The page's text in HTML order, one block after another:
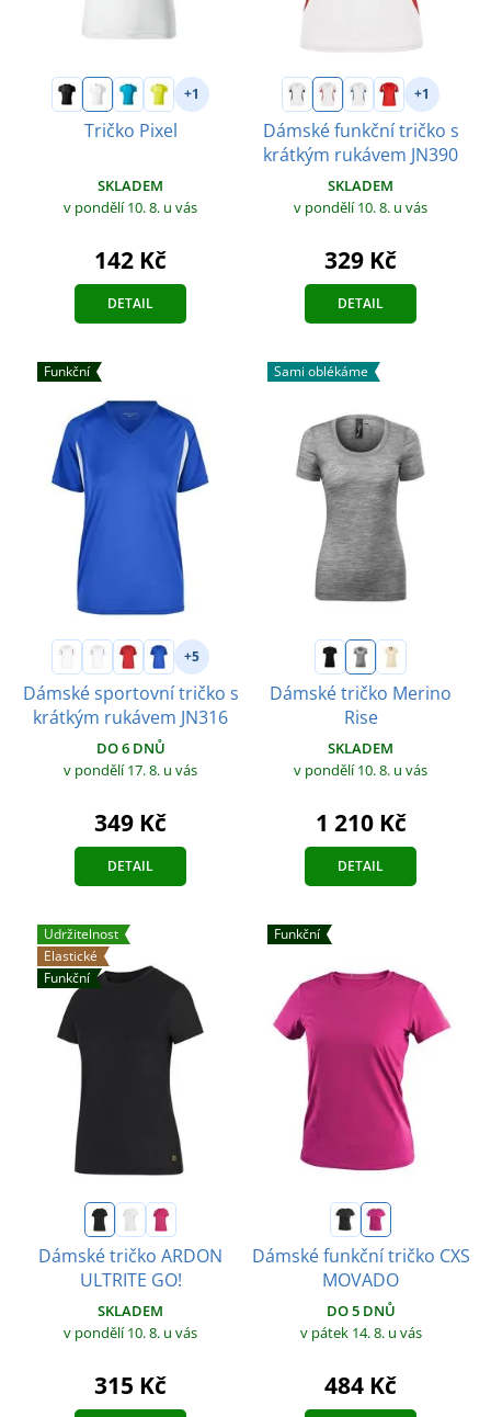
+1
Tričko Pixel
SKLADEM
v pondělí 10. 8. u vás
142 Kč
DETAIL
+1
Dámské funkční tričko s
krátkým rukávem JN390
SKLADEM
v pondělí 10. 8. u vás
329 Kč
DETAIL
Funkční
+5
Dámské sportovní tričko s
krátkým rukávem JN316
DO 6 DNŮ
v pondělí 17. 8. u vás
349 Kč
DETAIL
Sami oblékáme
Dámské tričko Merino
Rise
SKLADEM
v pondělí 10. 8. u vás
1 210 Kč
DETAIL
Udržitelnost
Elastické
Funkční
Dámské tričko ARDON
ULTRITE GO!
SKLADEM
v pondělí 10. 8. u vás
315 Kč
Funkční
Dámské funkční tričko CXS
MOVADO
DO 5 DNŮ
v pátek 14. 8. u vás
484 Kč